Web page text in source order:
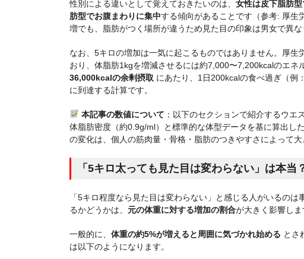
性別による違いとして覚えておきたいのは、 女性は皮下脂肪
肪型でお腹まわりに集中する傾向があることです（参考: 厚生
増でも、脂肪がつく場所が違うため見た目の印象は男女で異な
なお、5キロの増加は一気に起こるものではありません。 厚生
おり、体脂肪1kgを増減させるには約7,000〜7,200kcalのエネ
36,000kcalの余剰摂取 にあたり、1日200kcalの食べ過ぎ（例
に到達する計算です。
本記事の数値について ：以下のセクションで紹介するウエ
体脂肪密度（約0.9g/ml）と標準的な体型データを基に算出した
の変化は、個人の筋肉量・骨格・脂肪のつきやすさによって大
「5キロ太っても見た目は変わらない」は本当
「5キロ程度なら見た目は変わらない」と感じる人がいるの
るかどうかは、 元の体重に対する増加の割合が大きく影響しま
一般的に、 体重の約5%が増えると周囲に気づかれ始める とさ
は以下のようになります。